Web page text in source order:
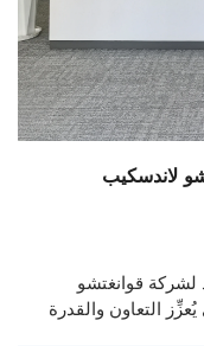
لاندسكيب
قوانغتشو
التعاون والقدرة